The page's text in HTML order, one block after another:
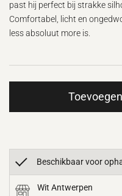
past hij perfect bij strakke
Comfortabel, licht en
less absoluut more is.
Beschikbaar voor
Wit Antwerpen